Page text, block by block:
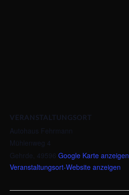
VERANSTALTUNGSORT
Autohaus Fehrmann
Mühlenweg 4
Gehrde 49596 Google Karte anzeigen
Veranstaltungsort-Website anzeigen